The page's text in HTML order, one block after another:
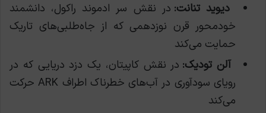
دیوید تنانت: در نقش سر ادموند راکول، دانشمند
خودمحور قرن نوزدهمی که از جاه‌طلبی‌های تاریک
حمایت می‌کند
آلن تودیک: در نقش کاپیتان، یک دزد دریایی که در
رویای سودآوری در آب‌های خطرناک اطراف ARK حرکت
می‌کند